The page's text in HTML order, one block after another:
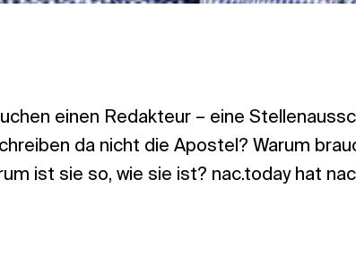
einen Redakteur – eine
da nicht die Apostel? Warum
ist sie so, wie sie ist? nac.today hat